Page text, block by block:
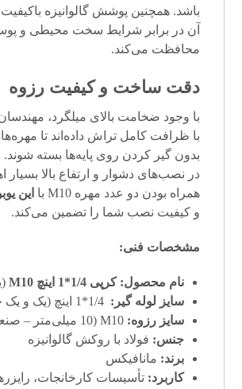
باشد. همچنین پوشش گالوانیزه باکیفیت
آن در برابر شرایط سخت محیطی و
محافظت می‌کند.
دقت ساخت و کیفیت رزوه
با وجود ضخامت بالای میلگرد، مهندسان
با ظرافت کامل تراش داده‌اند تا
بدون گیر کردن روی پایه‌ها بسته
در نصب‌های دشوار و ارتفاع بالا بسیار
همراه بودن دو عدد مهره M10 با
این
و کیفیت نصب شما را تضمین می‌کند.
مشخصات فنی:
نام محصول: کرپی 1/4*1 اینچ M10
سایز لوله گیر: 1/4*1 اینچ (یک و یک چهارم)
سایز رزوه: M10 (10 میلی‌متر – صنعتی)
جنس: فولاد با روکش گالوانیزه
برند: مانافیکس
کاربرد: تأسیسات کارخانجات،